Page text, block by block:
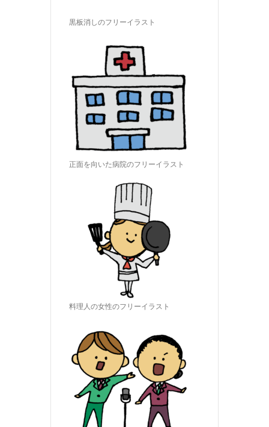
黒板消しのフリーイラスト
正面を向いた病院のフリーイラスト
料理人の女性のフリーイラスト